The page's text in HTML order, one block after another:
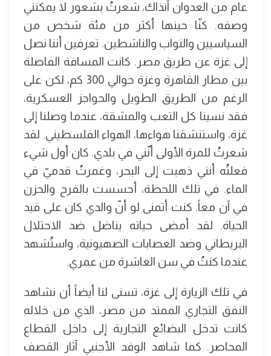
عام من العدوان آنذاك، شعرتُ بشعور لا يمكنني
وصفه. كنّا حينها أكثر من مئة شخص من
السياسيين والنواب والناشطين. تعرفين أننا نصل
إلى غزة عن طريق مصر. كانت المسافة الفاصلة
بين مطار القاهرة وغزة حوالي 300 كم، لكن على
الرغم من الطريق الطويل والحواجز العسكرية،
فقد نسينا كل التعب والمشقة، عندما وصلنا إلى
غزة، واستنشقنا هواءها، الهواء الفلسطيني. لقد
شعرتُ للمرة الأولى أنّني في بلدي. كان أول شيء
فعلتُه أنني ذهبت إلى البحر، وغمرتُ قدميّ في
الماء. في تلك اللحظة، أحسست بالفرح والحزن
في آن معاً. كنت أتمنى لو أنّ والدي كان على قيد
الحياة. لقد أمضى حياته يناضل ضد الاحتلال
البريطاني وضد العصابات الصهيونية، واستُشهد
عندما كنتُ في سن العاشرة من عمري.
في تلك الزيارة إلى غزة، تسنى لنا أيضاً أن نشاهد
النفق التجاري الممتد من مصر، الذي من خلاله
كانت تدخل البضائع التجارية إلى داخل القطاع
المحاصر. كما شاهد الوفد الأجنبي آثار القصف